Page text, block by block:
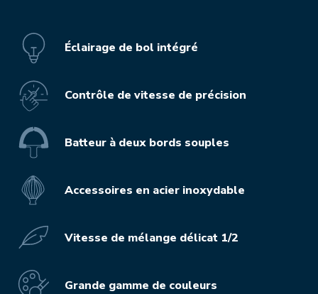
Éclairage de bol intégré
Contrôle de vitesse de précision
Batteur à deux bords souples
Accessoires en acier inoxydable
Vitesse de mélange délicat 1/2
Grande gamme de couleurs